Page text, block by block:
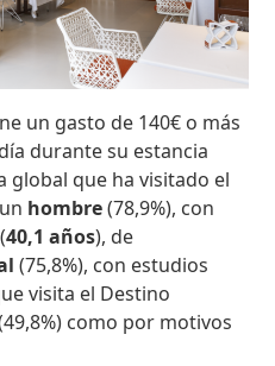
un gasto de 140€ o más
durante su estancia
global que ha visitado el
hombre(78,9%), con
40,1 años), de
(75,8%), con estudios
visita el Destino
como por motivos